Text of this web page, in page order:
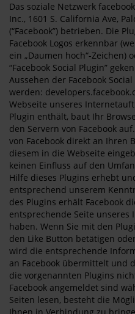
Das soziale Netzwerk
Inc., 1601 S. California Ave,
(“Facebook”) betrieben. Die
Facebook Logos erkennbar
ein „Daumen hoch“-Zeichen)
“Facebook Social Plugin”
Aussehen der Facebook
werden:
Webseite unseres
Plugin enthält, baut Ihr
den Servern von Facebook
von Facebook direkt an Ihren
diesem in die Webseite
keinen Einfluss auf den
Hilfe dieses Plugins erhebt
entsprechend unserem
des Plugins erhält Facebook
entsprechende Seite
haben. Wenn Sie mit den
den Like Button betätigen
wird die entsprechende
an Facebook übermittelt und
die vorgenannten Plugins
Facebook angemeldet sind
Seiten lesen, besteht die